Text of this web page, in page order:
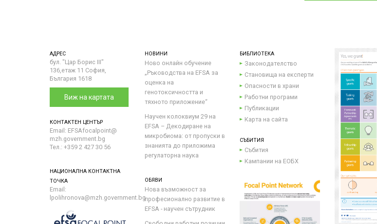
АДРЕС
бул. "Цар Борис III"
136,етаж 11 София,
България 1618
Виж на картата
КОНТАКТЕН ЦЕНТЪР
Email: EFSAfocalpoint@
mzh.government.bg
Тел.: +359 2 427 30 56
НАЦИОНАЛНА КОНТАКТНА
ТОЧКА
Email:
lpolihronova@mzh.government.bg
НОВИНИ
Ново онлайн обучение
„Ръководства на ЕFSA за
оценка на
генотоксичността и
тяхното приложение“
Научен колоквиум 29 на
EFSA – Декодиране на
микробиома: от пропуски в
знанията до приложима
регулаторна наука
ОБЯВИ
Нова възможност за
професионално развитие в
EFSA - научен сътрудник
БИБЛИОТЕКА
Законодателство
Становища на експерти
Опасности в храни
Работни програми
Публикации
Карта на сайта
СЪБИТИЯ
Събития
Кампании на ЕОБХ